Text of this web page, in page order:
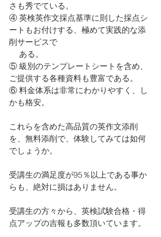
さも秀でている。
④ 英検英作文採点基準に則した採点シ
ートもお付けする、極めて実践的な添
削サービスで
     ある。
⑤ 級別のテンプレートシートを含め、
ご提供する各種資料も豊富である。
⑥ 料金体系は非常にわかりやすく、し
かも格安。
これらを含めた高品質の英作文添削
を、無料添削で、体験してみては如何
でしょうか。
受講生の満足度が95％以上である事か
らも、絶対に損はありません。
受講生の方々から、英検試験合格・得
点アップの吉報も多数頂いています。